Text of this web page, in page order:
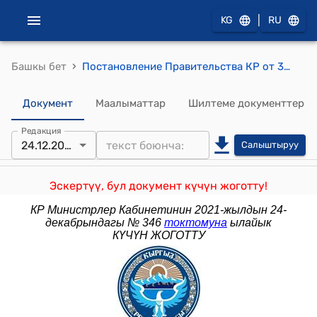
KG RU
Башкы бет › Постановление Правительства КР от 30 января 2018 года № 63 "Об утверждении Устава государственного предприятия "Проектно-изыскательский институт "Кыргыздортранспроект" при Министерстве транспорта и дорог Кыргызской Республики"
Документ Маалыматтар Шилтеме документтер
Редакция
24.12.2021 Салыштыруу
Эскертүү, бул документ күчүн жоготту!